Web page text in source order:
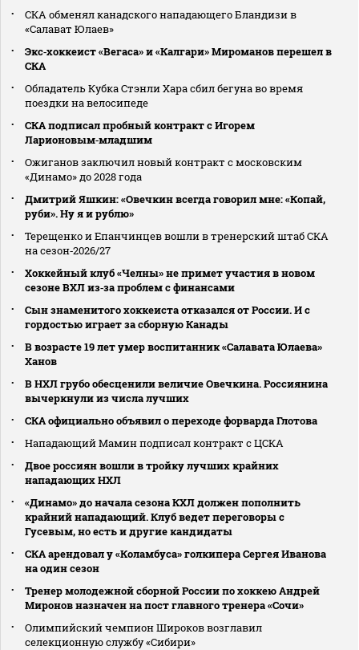
СКА обменял канадского нападающего Бландизи в
«Салават Юлаев»
Экс‑хоккеист «Вегаса» и «Калгари» Мироманов перешел в
СКА
Обладатель Кубка Стэнли Хара сбил бегуна во время
поездки на велосипеде
СКА подписал пробный контракт с Игорем
Ларионовым‑младшим
Ожиганов заключил новый контракт с московским
«Динамо» до 2028 года
Дмитрий Яшкин: «Овечкин всегда говорил мне: «Копай,
руби». Ну я и рублю»
Терещенко и Епанчинцев вошли в тренерский штаб СКА
на сезон‑2026/27
Хоккейный клуб «Челны» не примет участия в новом
сезоне ВХЛ из‑за проблем с финансами
Сын знаменитого хоккеиста отказался от России. И с
гордостью играет за сборную Канады
В возрасте 19 лет умер воспитанник «Салавата Юлаева»
Ханов
В НХЛ грубо обесценили величие Овечкина. Россиянина
вычеркнули из числа лучших
СКА официально объявил о переходе форварда Глотова
Нападающий Мамин подписал контракт с ЦСКА
Двое россиян вошли в тройку лучших крайних
нападающих НХЛ
«Динамо» до начала сезона КХЛ должен пополнить
крайний нападающий. Клуб ведет переговоры с
Гусевым, но есть и другие кандидаты
СКА арендовал у «Коламбуса» голкипера Сергея Иванова
на один сезон
Тренер молодежной сборной России по хоккею Андрей
Миронов назначен на пост главного тренера «Сочи»
Олимпийский чемпион Широков возглавил
селекционную службу «Сибири»